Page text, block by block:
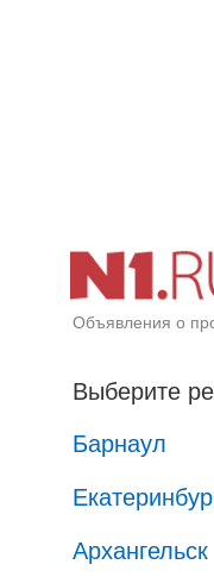
Объявления о
Выберите
Барнаул
Архангельск